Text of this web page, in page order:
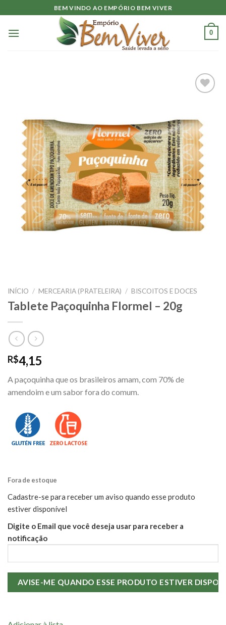
to
content
BEM VINDO AO EMPÓRIO BEM VIVER
0
INÍCIO / MERCEARIA (PRATELEIRA) / BISCOITOS E DOCES
Tablete Paçoquinha Flormel – 20g
R$4,15
A paçoquinha que os brasileiros amam, com 70% de
amendoim e um sabor fora do comum.
Fora de estoque
Cadastre-se para receber um aviso quando esse produto
estiver disponível
Digite o Email que você deseja usar para receber a
notificação